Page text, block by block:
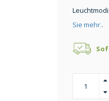
Sie mehr..